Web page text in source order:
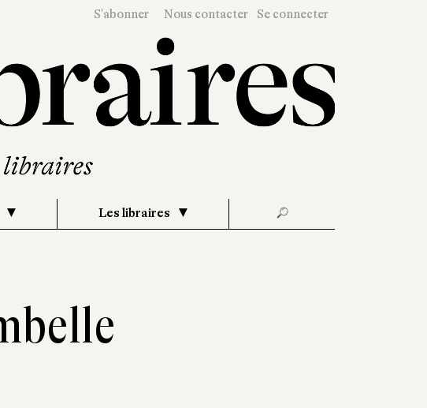
S'abonner Nous contacter Se connecter
Les libraires 🔎